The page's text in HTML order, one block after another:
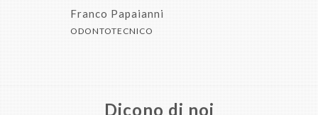
Franco Papaianni
ODONTOTECNICO
Dicono di noi